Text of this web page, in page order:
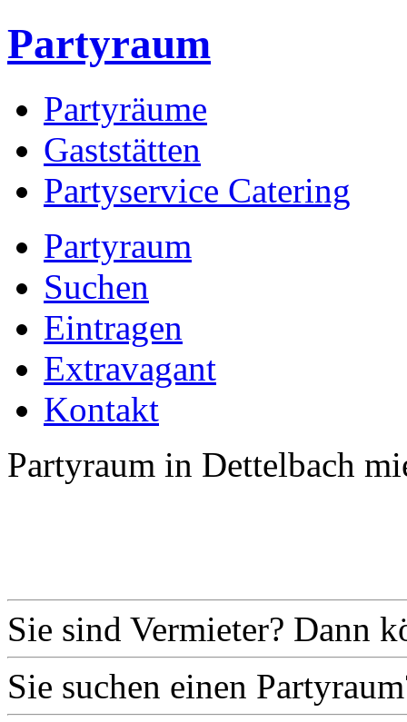
Partyraum
Partyräume
Gaststätten
Partyservice Catering
Partyraum
Suchen
Eintragen
Extravagant
Kontakt
Partyraum in Dettelbach
Sie sind Vermieter? Dann
Sie suchen einen